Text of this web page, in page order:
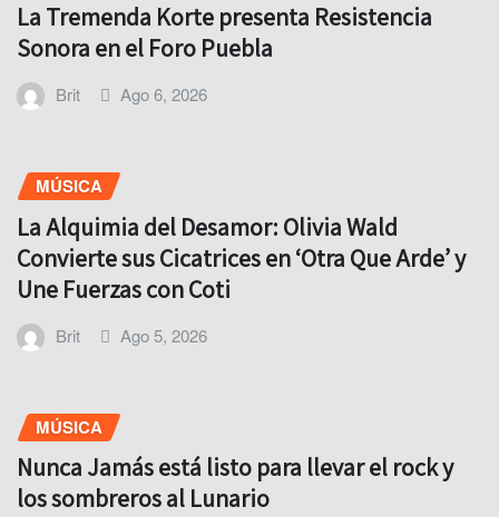
La Tremenda Korte presenta Resistencia
Sonora en el Foro Puebla
Brit Ago 6, 2026
MÚSICA
La Alquimia del Desamor: Olivia Wald
Convierte sus Cicatrices en ‘Otra Que Arde’ y
Une Fuerzas con Coti
Brit Ago 5, 2026
MÚSICA
Nunca Jamás está listo para llevar el rock y
los sombreros al Lunario